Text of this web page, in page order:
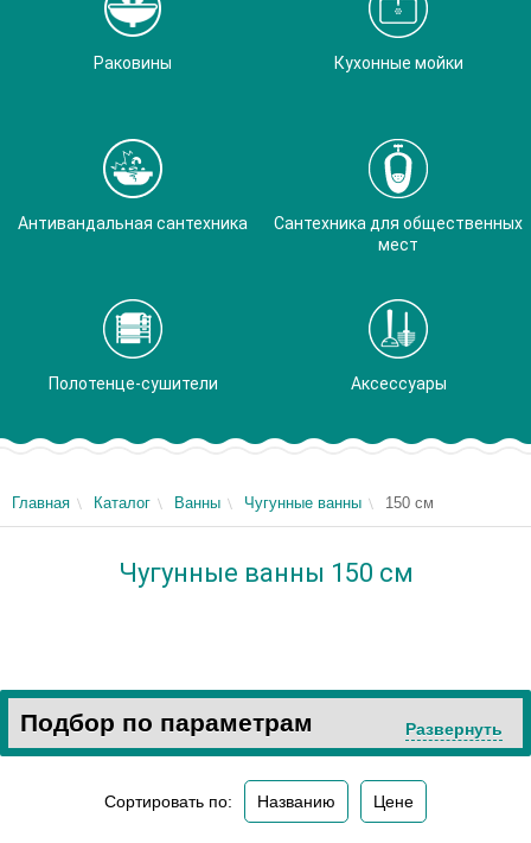
Раковины Кухонные мойки
Антивандальная сантехника
Сантехника для общественных
мест
Полотенце-сушители Аксессуары
Главная Каталог Ванны Чугунные ванны 150 см
Чугунные ванны 150 см
Подбор по параметрам Развернуть
Сортировать по: Названию Цене